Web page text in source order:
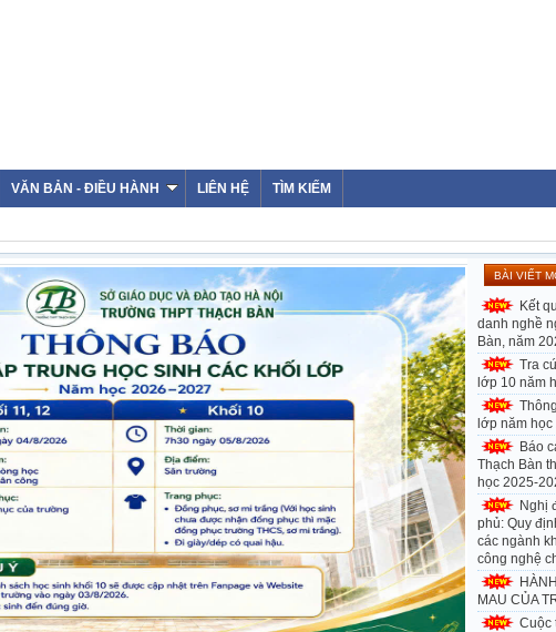
WEBSITE
VĂN BẢN - ĐIỀU HÀNH LIÊN HỆ TÌM KIẾM
BÀI VIẾT
Kết
danh nghề
Bàn, năm
Tra
lớp 10 năm
lớp năm
Báo
Thạch Bàn
học 2025-
Nghị
phủ: Quy
các ngành
công nghệ
MAU CỦA
Cuộc